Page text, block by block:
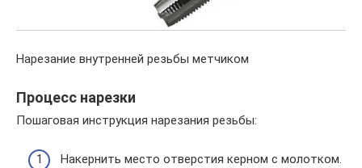
Нарезание внутренней резьбы метчиком
Процесс нарезки
Пошаговая инструкция нарезания резьбы:
Накернить место отверстия керном с молотком.